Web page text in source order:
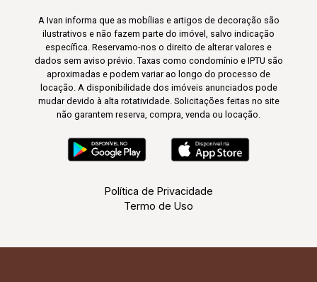
A Ivan informa que as mobílias e artigos de decoração são
ilustrativos e não fazem parte do imóvel, salvo indicação
específica. Reservamo-nos o direito de alterar valores e
dados sem aviso prévio. Taxas como condomínio e IPTU são
aproximadas e podem variar ao longo do processo de
locação. A disponibilidade dos imóveis anunciados pode
mudar devido à alta rotatividade. Solicitações feitas no site
não garantem reserva, compra, venda ou locação.
Política de Privacidade
Termo de Uso